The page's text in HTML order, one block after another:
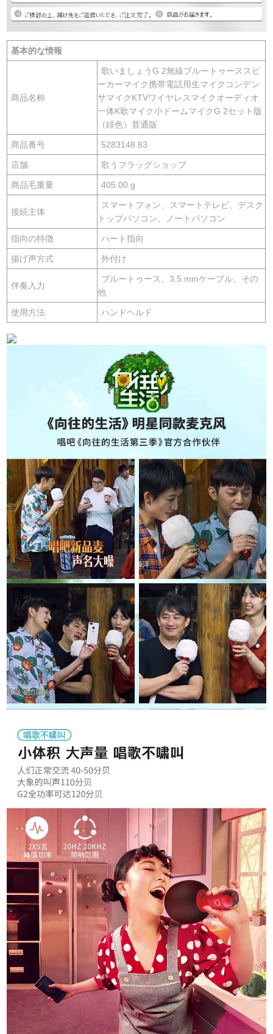
基本的な情報
商品名称
歌いましょうG 2無線ブルートゥーススピ
ーカーマイク携帯電話用生マイクコンデン
サマイクKTVワイヤレスマイクオーディオ
一体K歌マイク小ドームマイクG 2セット版
（緋色）普通版
商品番号 5283148.83
店舗 歌うフラッグショップ
商品毛重量 405.00 g
接続主体
スマートフォン、スマートテレビ、デスク
トップパソコン、ノートパソコン
指向の特徴 ハート指向
揚げ声方式 外付け
伴奏入力
ブルートゥース、3.5 mmケーブル、その
他
使用方法 ハンドヘルド